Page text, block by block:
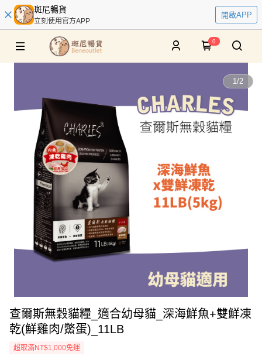
斑尼暢貨
立刻使用官方APP
開啟APP
0
1/2
查爾斯無穀貓糧_適合幼母貓_深海鮮魚+雙鮮凍
乾(鮮雞肉/鱉蛋)_11LB
超取滿NT$1,000免運